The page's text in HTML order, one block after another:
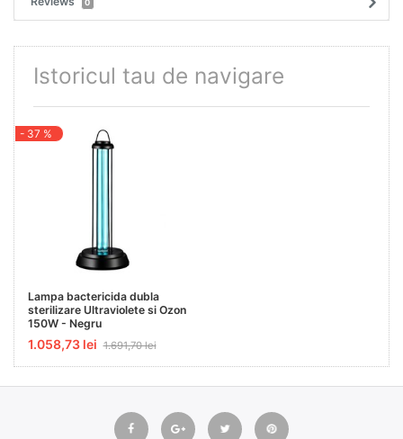
0
Istoricul tau de navigare
- 37 %
Lampa bactericida dubla
sterilizare Ultraviolete si Ozon
150W - Negru
1.058,73 lei 1.691,70 lei